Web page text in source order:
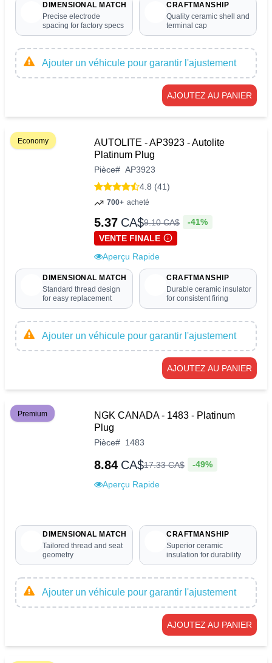
DIMENSIONAL MATCH
Precise electrode
spacing for factory specs
CRAFTMANSHIP
Quality ceramic shell and
terminal cap
Ajouter un véhicule pour garantir l'ajustement
AJOUTEZ AU PANIER
Economy
AUTOLITE - AP3923 - Autolite
Platinum Plug
Pièce# AP3923
4.8 (41)
700+ acheté
5.37 CA$9.10CA$
-41%
VENTE FINALE
Aperçu Rapide
DIMENSIONAL MATCH
Standard thread design
for easy replacement
CRAFTMANSHIP
Durable ceramic insulator
for consistent firing
Ajouter un véhicule pour garantir l'ajustement
AJOUTEZ AU PANIER
Premium
NGK CANADA - 1483 - Platinum
Plug
Pièce# 1483
8.84 CA$17.33CA$ -49%
Aperçu Rapide
DIMENSIONAL MATCH
Tailored thread and seat
geometry
CRAFTMANSHIP
Superior ceramic
insulation for durability
Ajouter un véhicule pour garantir l'ajustement
AJOUTEZ AU PANIER